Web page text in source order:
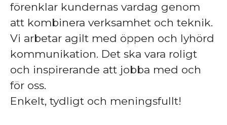
förenklar kundernas vardag genom
att kombinera verksamhet och teknik.
Vi arbetar agilt med öppen och lyhörd
kommunikation. Det ska vara roligt
och inspirerande att jobba med och
för oss.
Enkelt, tydligt och meningsfullt!